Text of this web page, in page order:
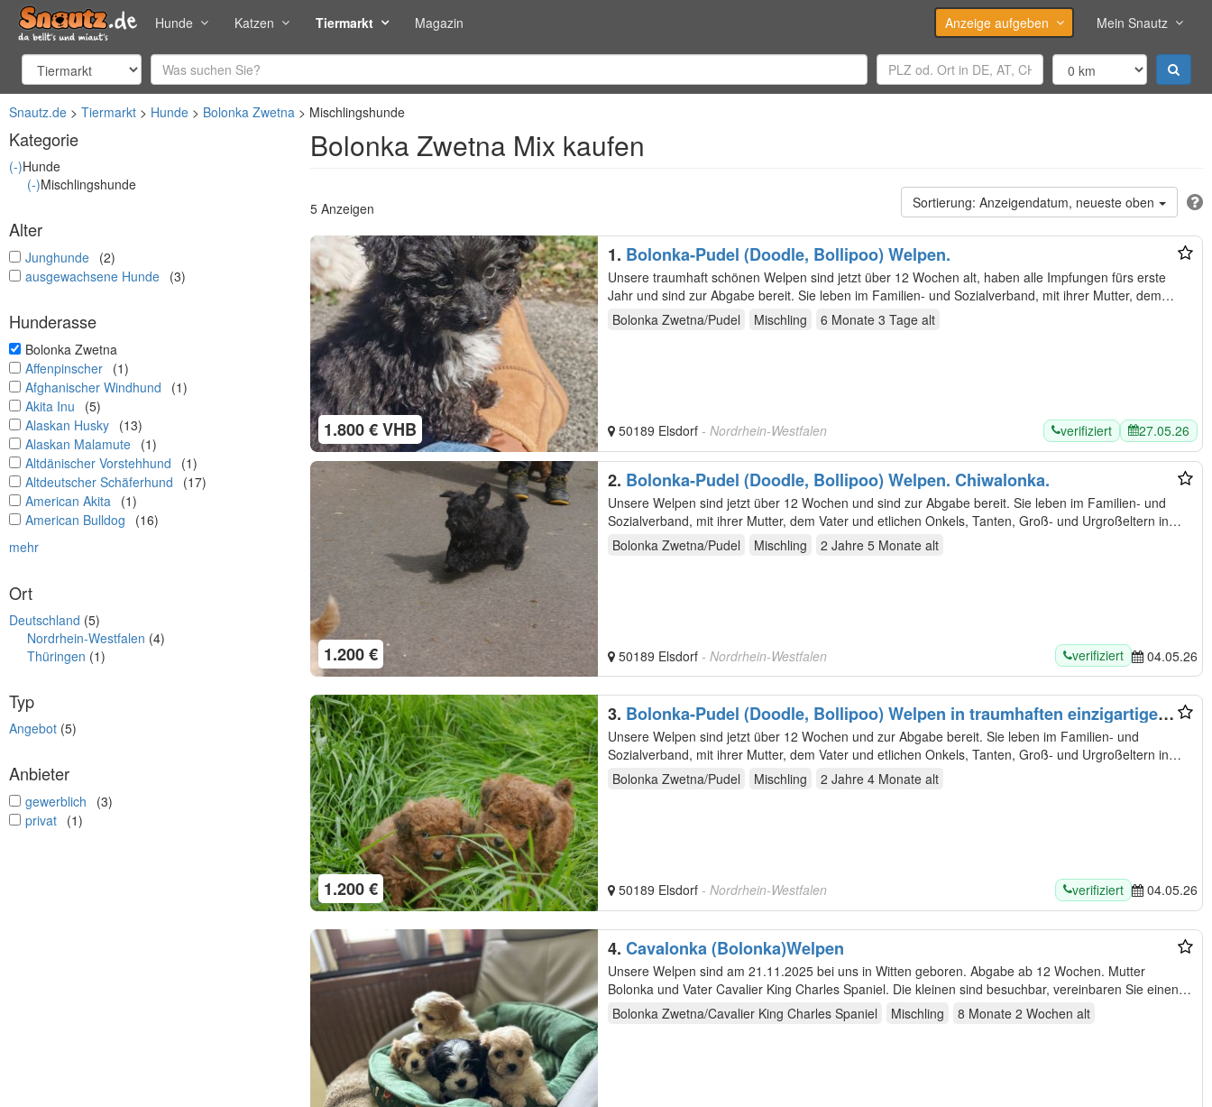
Hunde Katzen Tiermarkt Magazin Anzeige aufgeben Mein Snautz
Snautz.de Tiermarkt Hunde Bolonka Zwetna Mischlingshunde
Kategorie
(-)Hunde
(-)Mischlingshunde
Alter
undefined
Junghunde (2)
undefined
ausgewachsene Hunde (3)
Hunderasse
undefined
Bolonka Zwetna
undefined
Affenpinscher (1)
undefined
Afghanischer Windhund
(1)
undefined
Akita Inu
(5)
undefined
Alaskan Husky (13)
undefined
Alaskan Malamute (1)
undefined
Altdänischer Vorstehhund
(1)
undefined
Altdeutscher Schäferhund
(17)
undefined
American Akita (1)
undefined
American Bulldog
(16)
mehr
Ort
Deutschland (5)
Nordrhein-Westfalen (4)
Thüringen (1)
Typ
Angebot (5)
Anbieter
undefined
gewerblich
(3)
undefined
privat (1)
Bolonka Zwetna Mix kaufen
Anzeigendatum, neueste oben
5 Anzeigen
1. Bolonka-Pudel (Doodle, Bollipoo) Welpen.
1.800 € VHB
Unsere traumhaft schönen Welpen sind jetzt über 12 Wochen alt, haben alle Impfungen fürs erste
Jahr und sind zur Abgabe bereit. Sie leben im Familien- und Sozialverband, mit ihrer Mutter, dem
Vater…
Bolonka Zwetna/Pudel Mischling 6 Monate 3 Tage alt
50189 Elsdorf - Nordrhein-Westfalen verifiziert 27.05.26
2. Bolonka-Pudel (Doodle, Bollipoo) Welpen. Chiwalonka.
1.200 €
Unsere Welpen sind jetzt über 12 Wochen und sind zur Abgabe bereit. Sie leben im Familien- und
Sozialverband, mit ihrer Mutter, dem Vater und etlichen Onkels, Tanten, Groß- und Urgroßeltern in…
Bolonka Zwetna/Pudel
Mischling 2 Jahre 5 Monate alt
50189 Elsdorf - Nordrhein-Westfalen verifiziert 04.05.26
3. Bolonka-Pudel (Doodle, Bollipoo) Welpen in traumhaften einzigartigen
Farben.
1.200 €
Unsere Welpen sind jetzt über 12 Wochen und zur Abgabe bereit. Sie leben im Familien- und
Sozialverband, mit ihrer Mutter, dem Vater und etlichen Onkels, Tanten, Groß- und Urgroßeltern in
Haus und…
Bolonka Zwetna/Pudel Mischling 2 Jahre 4 Monate alt
50189 Elsdorf - Nordrhein-Westfalen verifiziert 04.05.26
4. Cavalonka (Bolonka)Welpen
Unsere Welpen sind am 21.11.2025 bei uns in Witten geboren. Abgabe ab 12 Wochen. Mutter
Bolonka und Vater Cavalier King Charles Spaniel. Die kleinen sind besuchbar, vereinbaren Sie einen…
Bolonka Zwetna/Cavalier King Charles Spaniel
Mischling 8 Monate 2 Wochen alt